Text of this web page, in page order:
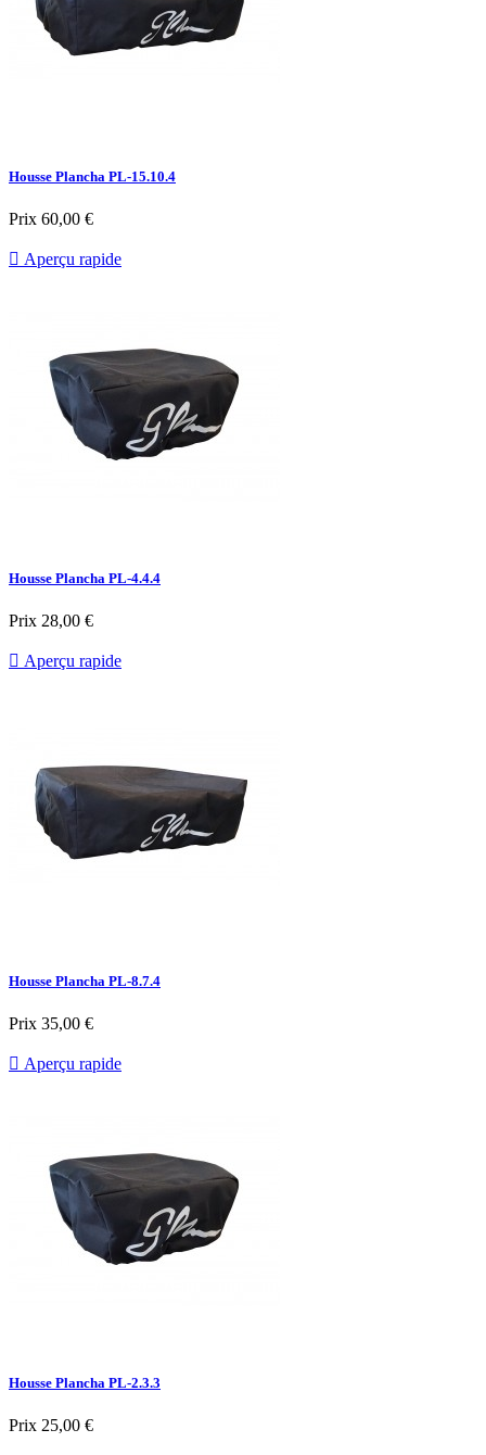
Housse Plancha PL-15.10.4
Prix 60,00 €
 Aperçu rapide
Housse Plancha PL-4.4.4
Prix 28,00 €
 Aperçu rapide
Housse Plancha PL-8.7.4
Prix 35,00 €
 Aperçu rapide
Housse Plancha PL-2.3.3
Prix 25,00 €